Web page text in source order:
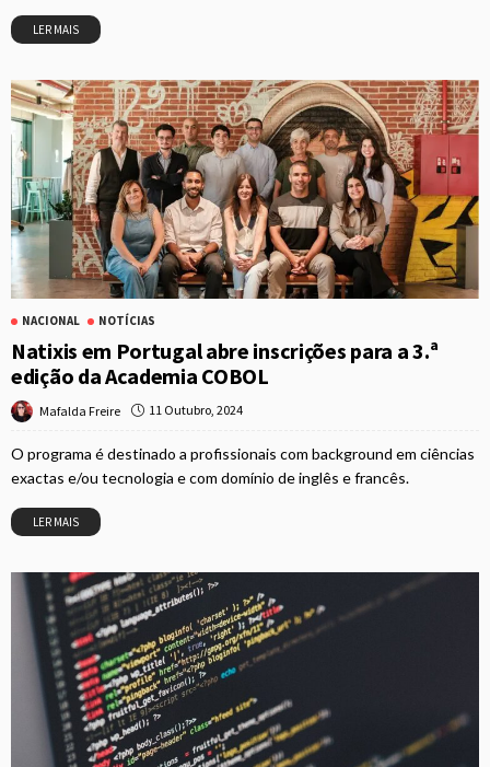
LER MAIS
NACIONAL NOTÍCIAS
Natixis em Portugal abre inscrições para a 3.ª
edição da Academia COBOL
Mafalda Freire 11 Outubro, 2024
O programa é destinado a profissionais com background em ciências
exactas e/ou tecnologia e com domínio de inglês e francês.
LER MAIS